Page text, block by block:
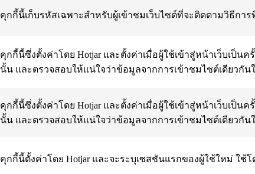
คุกกี้นี้เก็บรหัสเฉพาะสำหรับผู้เข้าชมเว็บไซต์ที่จะติดตามวิธีก
คุกกี้นี้ซึ่งตั้งค่าโดย Hotjar และตั้งค่าเมื่อผู้ใช้เข้าสู่หน้าเว็บเป็น
นั้น และตรวจสอบให้แน่ใจว่าข้อมูลจากการเข้าชมไซต์เดียวกัน
คุกกี้นี้ซึ่งตั้งค่าโดย Hotjar และตั้งค่าเมื่อผู้ใช้เข้าสู่หน้าเว็บเป็น
นั้น และตรวจสอบให้แน่ใจว่าข้อมูลจากการเข้าชมไซต์เดียวกัน
คุกกี้นี้ตั้งค่าโดย Hotjar และจะระบุเซสชันแรกของผู้ใช้ใหม่ ใช้